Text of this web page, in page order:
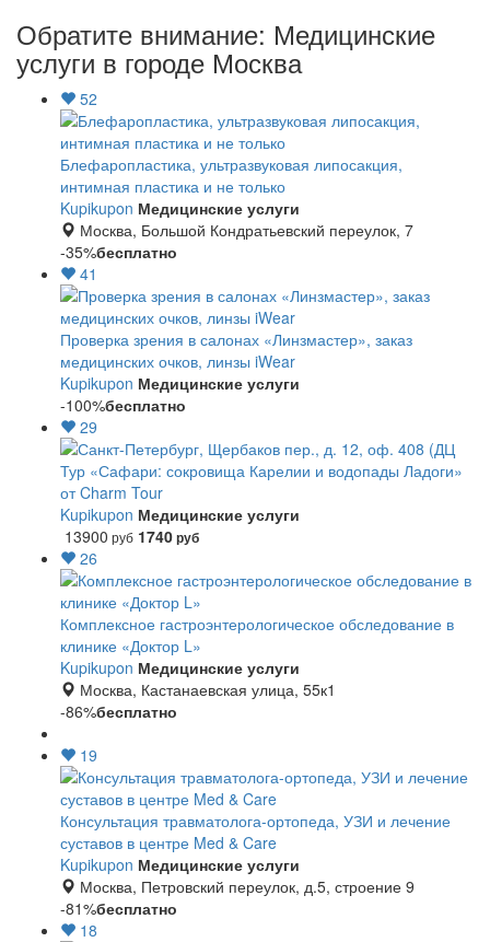
Обратите внимание: Медицинские
услуги в городе Москва
52
Блефаропластика, ультразвуковая липосакция,
интимная пластика и не только
Kupikupon Медицинские услуги
Москва, Большой Кондратьевский переулок, 7
-35%бесплатно
41
Проверка зрения в салонах «Линзмастер», заказ
медицинских очков, линзы iWear
Kupikupon Медицинские услуги
-100%бесплатно
29
Тур «Сафари: сокровища Карелии и водопады Ладоги»
от Charm Tour
Kupikupon Медицинские услуги
13900 руб 1740руб
26
Комплексное гастроэнтерологическое обследование в
клинике «Доктор L»
Kupikupon Медицинские услуги
Москва, Кастанаевская улица, 55к1
-86%бесплатно
19
Консультация травматолога-ортопеда, УЗИ и лечение
суставов в центре Med & Care
Kupikupon Медицинские услуги
Москва, Петровский переулок, д.5, строение 9
-81%бесплатно
18